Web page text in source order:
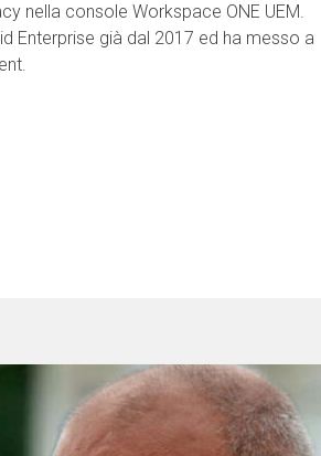
nella console Workspace ONE UEM.
Enterprise già dal 2017 ed ha messo a